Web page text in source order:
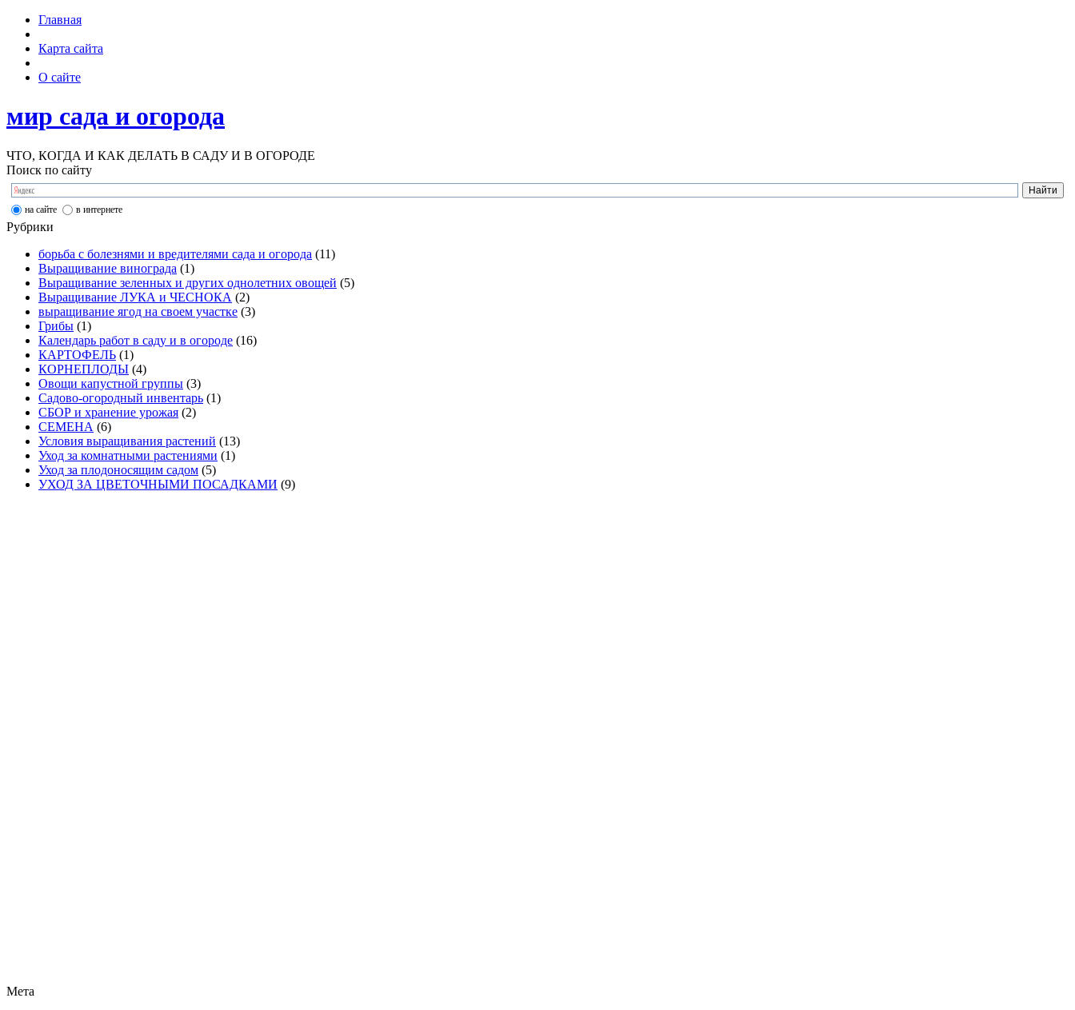
Главная
Карта сайта
О сайте
мир сада и огорода
ЧТО, КОГДА И КАК ДЕЛАТЬ В САДУ И В ОГОРОДЕ
Поиск по сайту
на сайте в интернете
Рубрики
борьба с болезнями и вредителями сада и огорода (11)
Выращивание винограда (1)
Выращивание зеленных и других однолетних овощей (5)
Выращивание ЛУКА и ЧЕСНОКА (2)
выращивание ягод на своем участке (3)
Грибы (1)
Календарь работ в саду и в огороде (16)
КАРТОФЕЛЬ (1)
КОРНЕПЛОДЫ (4)
Овощи капустной группы (3)
Садово-огородный инвентарь (1)
СБОР и хранение урожая (2)
СЕМЕНА (6)
Условия выращивания растений (13)
Уход за комнатными растениями (1)
Уход за плодоносящим садом (5)
УХОД ЗА ЦВЕТОЧНЫМИ ПОСАДКАМИ (9)
Мета